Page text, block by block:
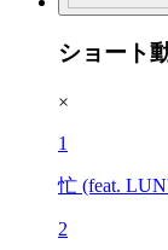
ショート
×
1
忙 (feat.
2